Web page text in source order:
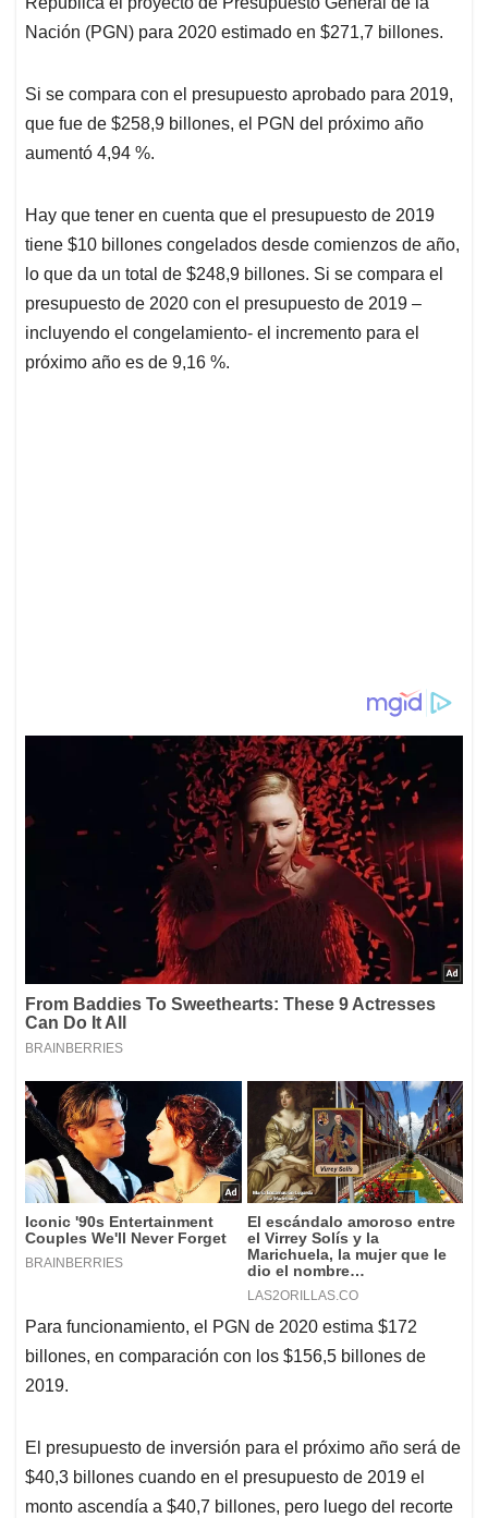
A
p
o
o
d
I
d
s
Nación (PGN) para 2020 estimado en $271,7 billones.
Si se compara con el presupuesto aprobado para 2019,
que fue de $258,9 billones, el PGN del próximo año
aumentó 4,94 %.
Hay que tener en cuenta que el presupuesto de 2019
tiene $10 billones congelados desde comienzos de año,
lo que da un total de $248,9 billones. Si se compara el
presupuesto de 2020 con el presupuesto de 2019 –
incluyendo el congelamiento- el incremento para el
próximo año es de 9,16 %.
Para funcionamiento, el PGN de 2020 estima $172
billones, en comparación con los $156,5 billones de
2019.
El presupuesto de inversión para el próximo año será de
$40,3 billones cuando en el presupuesto de 2019 el
monto ascendía a $40,7 billones, pero luego del recorte